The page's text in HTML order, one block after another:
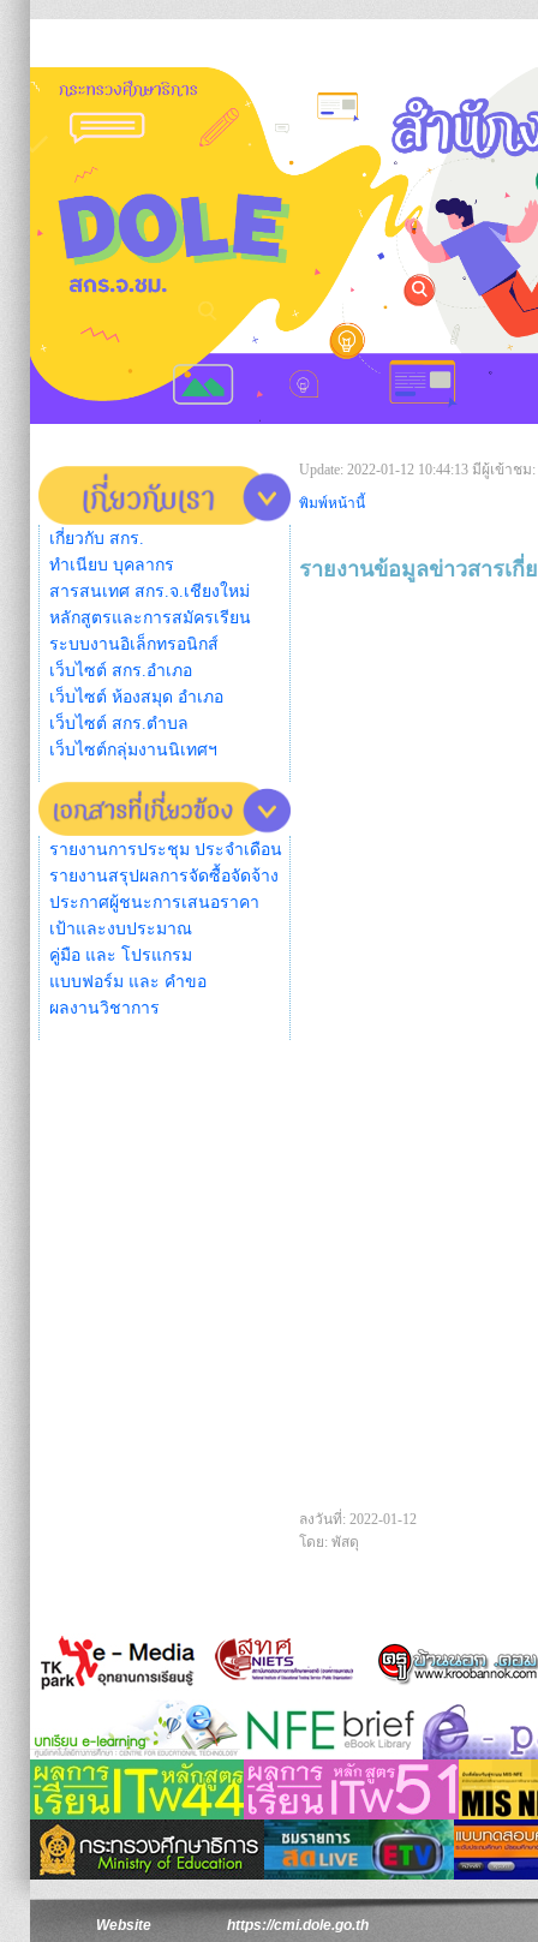
เกี่ยวกับ สกร.
ทำเนียบ บุคลากร
สารสนเทศ สกร.จ.เชียงใหม่
หลักสูตรและการสมัครเรียน
ระบบงานอิเล็กทรอนิกส์
เว็บไซต์ สกร.อำเภอ
เว็บไซต์ ห้องสมุด อำเภอ
เว็บไซต์ สกร.ตำบล
เว็บไซต์กลุ่มงานนิเทศฯ
รายงานการประชุม ประจำเดือน
รายงานสรุปผลการจัดซื้อจัดจ้าง
ประกาศผู้ชนะการเสนอราคา
เป้าและงบประมาณ
คู่มือ และ โปรแกรม
แบบฟอร์ม และ คำขอ
ผลงานวิชาการ
Update: 2022-01-12 10:44:13 มีผู้เข้าชม:
พิมพ์หน้านี้
รายงานข้อมูลข่าวสารเ
ลงวันที่: 2022-01-12
โดย: พัสดุ
Website
https://cmi.dole.go.th